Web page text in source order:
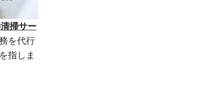
掃サー
を代行
指しま